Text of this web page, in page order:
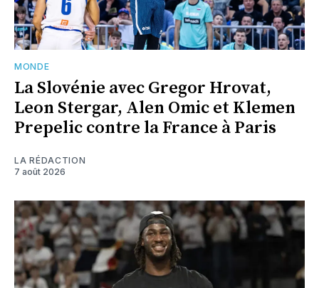
MONDE
La Slovénie avec Gregor Hrovat,
Leon Stergar, Alen Omic et Klemen
Prepelic contre la France à Paris
LA RÉDACTION
7 août 2026